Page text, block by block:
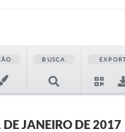
BUSCA
JANEIRO DE 2017